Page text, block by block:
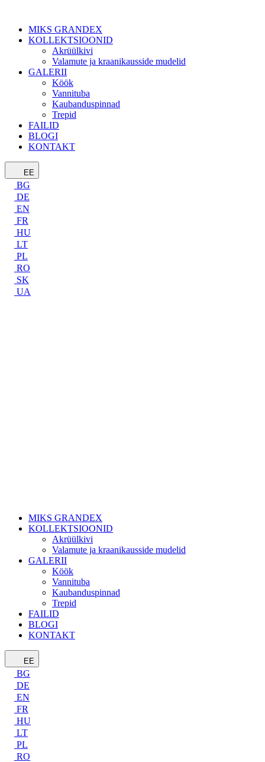
MIKS GRANDEX
KOLLEKTSIOONID
Akrüülkivi
Valamute ja kraanikausside mudelid
GALERII
Köök
Vannituba
Kaubanduspinnad
Trepid
FAILID
BLOGI
KONTAKT
EE
BG
DE
EN
FR
HU
LT
PL
RO
SK
UA
MIKS GRANDEX
KOLLEKTSIOONID
Akrüülkivi
Valamute ja kraanikausside mudelid
GALERII
Köök
Vannituba
Kaubanduspinnad
Trepid
FAILID
BLOGI
KONTAKT
EE
BG
DE
EN
FR
HU
LT
PL
RO